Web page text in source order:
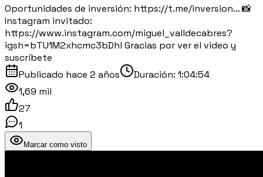
Oportunidades de inversión: https://t.me/inversion... 📸
Instagram invitado:
https://www.instagram.com/miguel_valldecabres?
igsh=bTU1M2xhcmc3bDhl Gracias por ver el video y
suscríbete
Publicado hace 2 años Duración: 1:04:54
1,69 mil
27
1
Marcar como visto